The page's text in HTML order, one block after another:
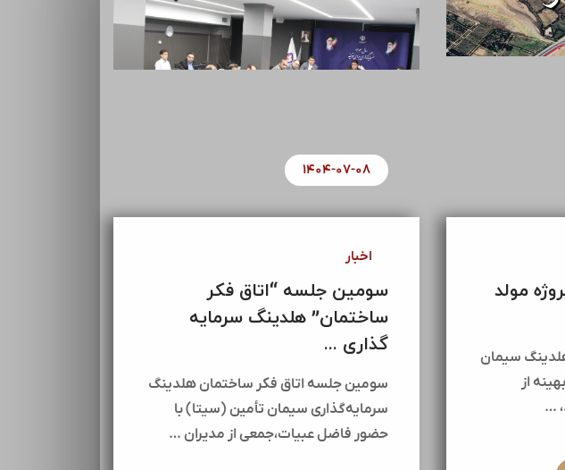
۱۴۰۴-۰۷-۰۸
اخبار
سومین جلسه “اتاق فکر
ساختمان” هلدینگ سرمایه
گذاری ...
سومین جلسه اتاق فکر ساختمان هلدینگ
سرمایه‌گذاری سیمان تأمین (سیتا) با
حضور فاضل عبیات،جمعی از مدیران …
مولد
سیمان
از
…